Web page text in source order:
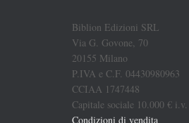
Biblion Edizioni SRL
Via G. Govone, 70
20155 Milano
P.IVA e C.F. 04430980963
CCIAA 1747448
Capitale sociale 10.000 € i.v.
Condizioni di vendita